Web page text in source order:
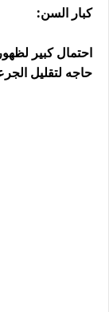
كبار السن:
احتمال كبير
حاجه لتقليل